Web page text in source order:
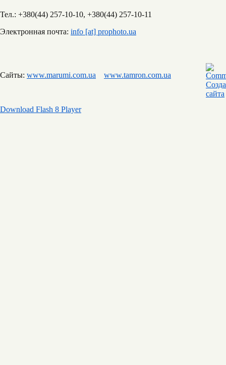
Тел.: +380(44) 257-10-10, +380(44) 257-10-11
Электронная почта: info [at] prophoto.ua
Сайты: www.marumi.com.ua www.tamron.com.ua
Download Flash 8 Player